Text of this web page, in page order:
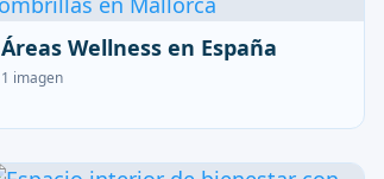
Áreas Wellness en España
1 imagen